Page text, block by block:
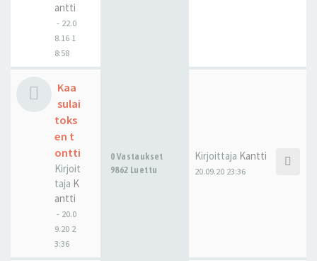
antti
- 22.0
8.16 1
8:58
Kaa
sulai
toks
en t
ontti
Kirjoit
taja K
antti
- 20.0
9.20 2
3:36
0 Vastaukset
9862 Luettu
Kirjoittaja Kantti
20.09.20 23:36